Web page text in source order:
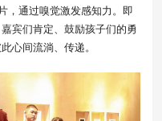
，通过嗅觉激发感知力。即
宾们肯定、鼓励孩子们的勇
心间流淌、传递。